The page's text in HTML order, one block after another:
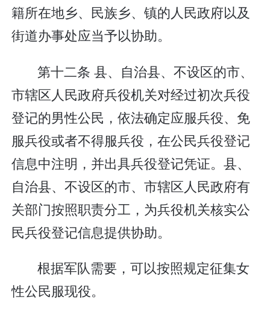
籍所在地乡、民族乡、镇的人民政府以及
街道办事处应当予以协助。
第十二条 县、自治县、不设区的市、
市辖区人民政府兵役机关对经过初次兵役
登记的男性公民，依法确定应服兵役、免
服兵役或者不得服兵役，在公民兵役登记
信息中注明，并出具兵役登记凭证。县、
自治县、不设区的市、市辖区人民政府有
关部门按照职责分工，为兵役机关核实公
民兵役登记信息提供协助。
根据军队需要，可以按照规定征集女
性公民服现役。